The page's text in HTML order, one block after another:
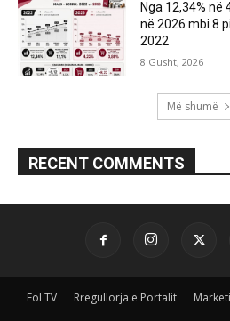
Nga 12,34% në
në 2026 mbi 8
2022
8 Gusht, 2026
Më shumë
RECENT COMMENTS
Fol TV Rregullorja e Portalit